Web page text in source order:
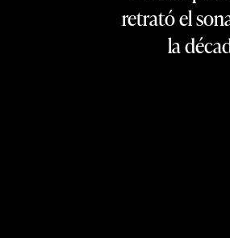
retrató el
la